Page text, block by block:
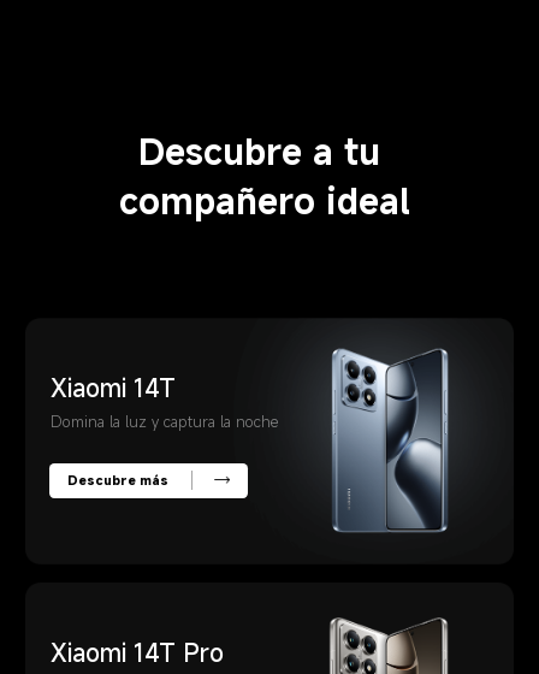
Descubre a tu
compañero ideal
Xiaomi 14T
Domina la luz y captura la noche
Descubre más
Xiaomi 14T Pro